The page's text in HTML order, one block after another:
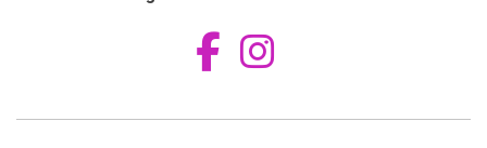
Aceder ao